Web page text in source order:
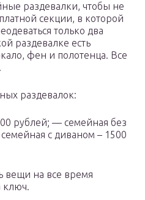
раздевалки, чтобы не
секции, в которой
только два
раздевалке есть
фен и полотенца. Все
раздевалок:
рублей; — семейная без
с диваном – 1500
вещи на все время
ключ.